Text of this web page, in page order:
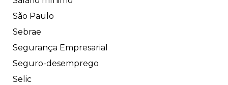
São Paulo
Sebrae
Segurança Empresarial
Seguro-desemprego
Selic